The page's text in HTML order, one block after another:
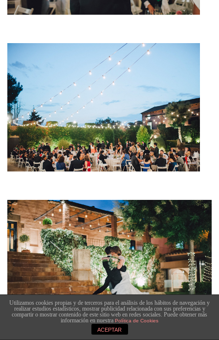
Utilizamos cookies propias y de terceros para el análisis de los hábitos de navegación y
realizar estudios estadísticos, mostrar publicidad relacionada con sus preferencias y
compartir o mostrar contenido de este sitio web en redes sociales. Puede obtener más
información en nuestra Política de Cookies
ACEPTAR